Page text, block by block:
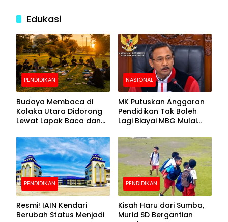
Edukasi
PENDIDIKAN
Budaya Membaca di
Kolaka Utara Didorong
Lewat Lapak Baca dan
NASIONAL
MK Putuskan Anggaran
Pendidikan Tak Boleh
Lagi Biayai MBG Mulai
PENDIDIKAN
Resmi! IAIN Kendari
Berubah Status Menjadi
PENDIDIKAN
Kisah Haru dari Sumba,
Murid SD Bergantian